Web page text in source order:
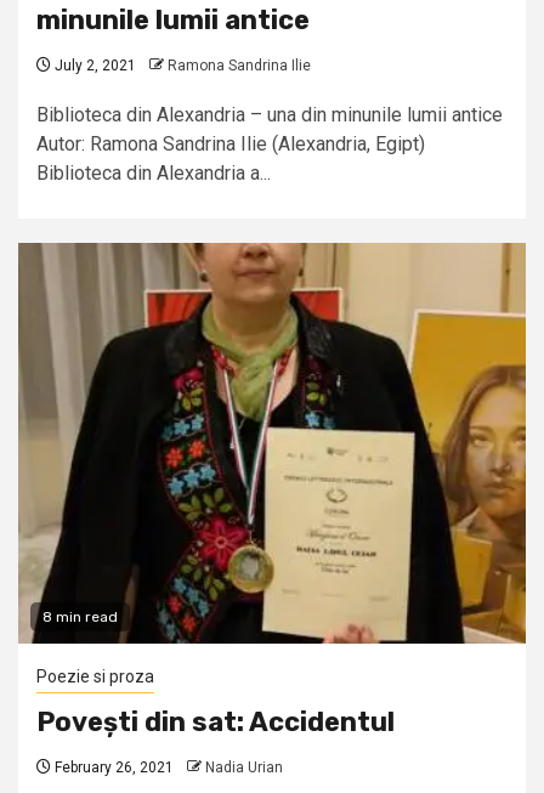
minunile lumii antice
July 2, 2021 Ramona Sandrina Ilie
Biblioteca din Alexandria – una din minunile lumii antice
Autor: Ramona Sandrina Ilie (Alexandria, Egipt)
Biblioteca din Alexandria a...
8 min read
Poezie si proza
Povești din sat: Accidentul
February 26, 2021 Nadia Urian